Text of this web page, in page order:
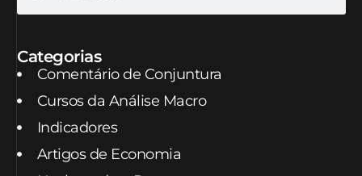
Categorias
Comentário de Conjuntura
Cursos da Análise Macro
Indicadores
Artigos de Economia